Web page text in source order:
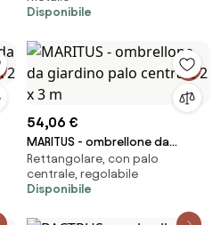
Disponibile
54,06 €
MARITUS - ombrellone da
giardino palo centrale 2 x 3 m
Rettangolare, con palo
centrale, regolabile
Disponibile